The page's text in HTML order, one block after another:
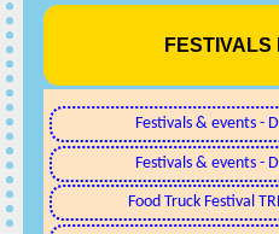
Festivals & events -
Festivals & events -
Food Truck Festival